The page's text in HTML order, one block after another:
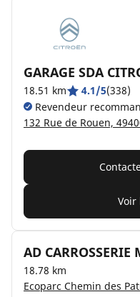
GARAGE SDA
18.51 km 4.1/5(338)
Revendeur
132 Rue de Rouen,
Voir
AD CARROSSERIE
18.78 km
Ecoparc Chemin des